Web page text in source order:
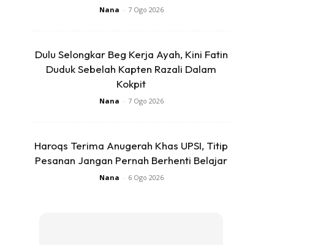
Nana - 7 Ogo 2026
Dulu Selongkar Beg Kerja Ayah, Kini Fatin
Duduk Sebelah Kapten Razali Dalam
Kokpit
Nana - 7 Ogo 2026
Haroqs Terima Anugerah Khas UPSI, Titip
Pesanan Jangan Pernah Berhenti Belajar
Nana - 6 Ogo 2026